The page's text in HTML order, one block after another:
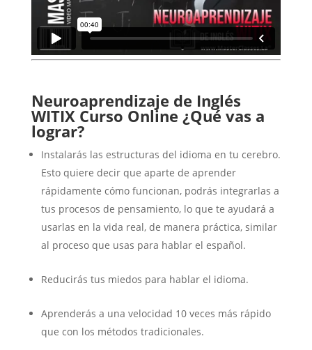
Neuroaprendizaje de Inglés
WITIX Curso Online ¿Qué vas a
lograr?
Instalarás las estructuras del idioma en tu cerebro.
Esto quiere decir que aparte de aprender
rápidamente cómo funcionan, podrás integrarlas a
tus procesos de pensamiento, lo que te ayudará a
usarlas en la vida real, de manera práctica, similar
al proceso que usas para hablar el español.
Reducirás tus miedos para hablar el idioma.
Aprenderás a una velocidad 10 veces más rápido
que con los métodos tradicionales.